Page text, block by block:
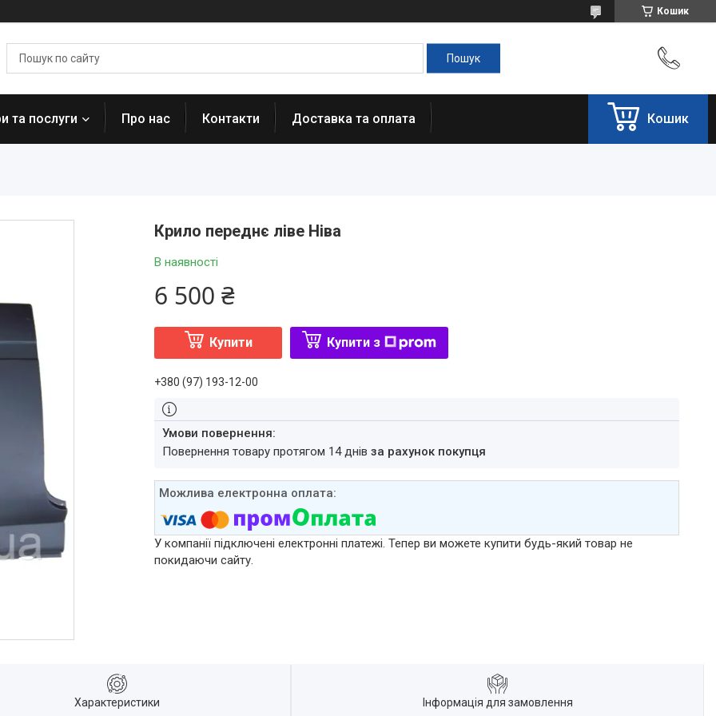
Кошик
та послуги Про нас Контакти Доставка та оплата Кошик
Крило переднє ліве Ніва
В наявності
6 500 ₴
Купити Купити з
+380 (97) 193-12-00
повернення товару протягом 14 днівза рахунок покупця
У компанії підключені електронні платежі. Тепер ви можете купити будь-який товар не
покидаючи сайту.
Характеристики Інформація для замовлення